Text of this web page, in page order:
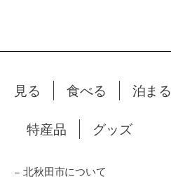
見る 食べる 泊まる
特産品 グッズ
− 北秋田市について